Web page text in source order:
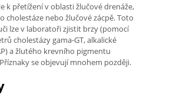
k přetížení v oblasti žlučové drenáže,
cholestáze nebo žlučové zácpě. Toto
lze v laboratoři zjistit brzy (pomocí
cholestázy gama-GT, alkalické
a žlutého krevního pigmentu
se objevují mnohem později.